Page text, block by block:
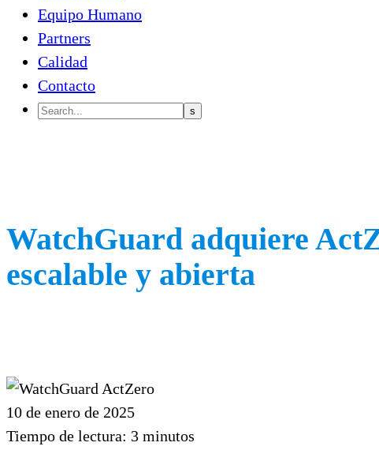
Equipo Humano
Partners
Calidad
Contacto
WatchGuard adquiere
escalable y abierta
10 de enero de 2025
Tiempo de lectura: 3 minutos